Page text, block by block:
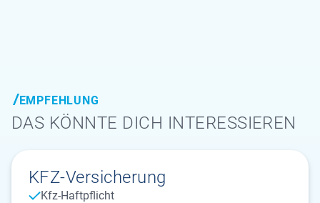
EMPFEHLUNG
DAS KÖNNTE DICH INTERESSIEREN
KFZ-Versicherung
Kfz-Haftpflicht